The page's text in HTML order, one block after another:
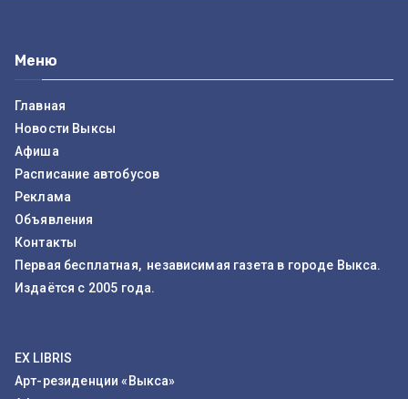
Меню
Главная
Новости Выксы
Афиша
Расписание автобусов
Реклама
Объявления
Контакты
Первая бесплатная, независимая газета в городе Выкса.
Издаётся с 2005 года.
EX LIBRIS
Арт-резиденции «Выкса»